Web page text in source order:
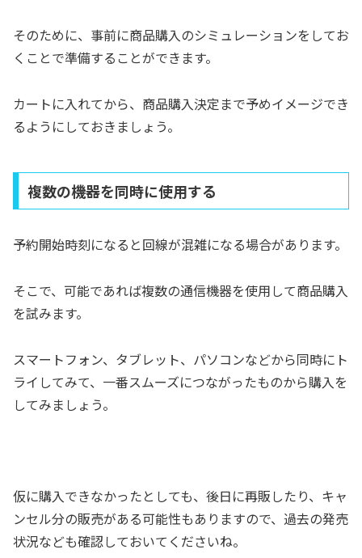
そのために、事前に商品購入のシミュレーションをしてお
くことで準備することができます。
カートに入れてから、商品購入決定まで予めイメージでき
るようにしておきましょう。
複数の機器を同時に使用する
予約開始時刻になると回線が混雑になる場合があります。
そこで、可能であれば複数の通信機器を使用して商品購入
を試みます。
スマートフォン、タブレット、パソコンなどから同時にト
ライしてみて、一番スムーズにつながったものから購入を
してみましょう。
仮に購入できなかったとしても、後日に再販したり、キャ
ンセル分の販売がある可能性もありますので、過去の発売
状況なども確認しておいてくださいね。